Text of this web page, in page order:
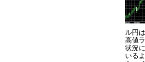
ル円
高値
状況
いる